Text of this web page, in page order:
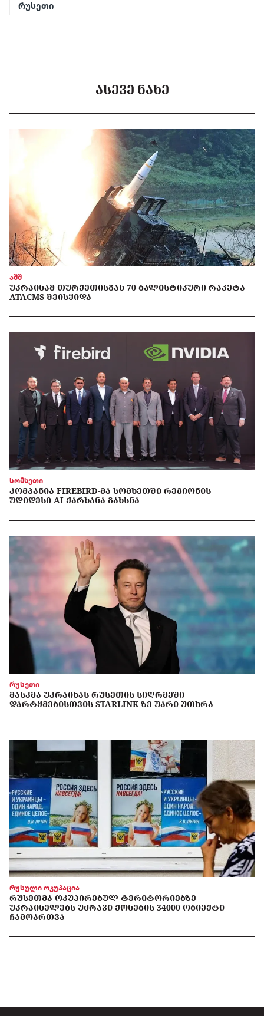
რუსეთი
ᲐᲡᲔᲕᲔ ᲜᲐᲮᲔ
აშშ
ᲣᲙᲠᲐᲘᲜᲐᲛ ᲗᲣᲠᲥᲔᲗᲘᲡᲒᲐᲜ 70 ᲑᲐᲚᲘᲡᲢᲘᲙᲣᲠᲘ ᲠᲐᲙᲔᲢᲐ
ATACMS ᲨᲔᲘᲡᲧᲘᲓᲐ
სომხეთი
ᲙᲝᲛᲞᲐᲜᲘᲐ FIREBIRD-ᲛᲐ ᲡᲝᲛᲮᲔᲗᲨᲘ ᲠᲔᲒᲘᲝᲜᲘᲡ
ᲣᲓᲘᲓᲔᲡᲘ AI ᲥᲐᲠᲮᲐᲜᲐ ᲒᲐᲮᲡᲜᲐ
რუსეთი
ᲛᲐᲡᲙᲛᲐ ᲣᲙᲠᲐᲘᲜᲐᲡ ᲠᲣᲡᲔᲗᲘᲡ ᲡᲘᲦᲠᲛᲔᲨᲘ
ᲓᲐᲠᲢᲧᲛᲔᲑᲘᲡᲗᲕᲘᲡ STARLINK-ᲖᲔ ᲣᲐᲠᲘ ᲣᲗᲮᲠᲐ
რუსული ოკუპაცია
ᲠᲣᲡᲔᲗᲛᲐ ᲝᲙᲣᲞᲘᲠᲔᲑᲣᲚ ᲢᲔᲠᲘᲢᲝᲠᲘᲔᲑᲖᲔ
ᲣᲙᲠᲐᲘᲜᲔᲚᲔᲑᲡ ᲣᲫᲠᲐᲕᲘ ᲥᲝᲜᲔᲑᲘᲡ 34000 ᲝᲑᲘᲔᲥᲢᲘ
ᲩᲐᲛᲝᲐᲠᲗᲕᲐ